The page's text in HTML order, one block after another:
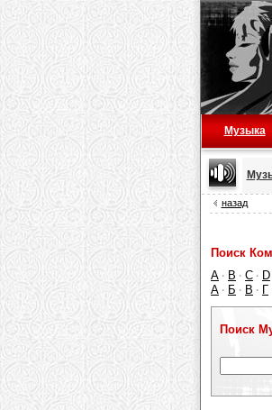
Музыка
назад
Поиск
A · B · C · D
А · Б · В · Г
Поиск